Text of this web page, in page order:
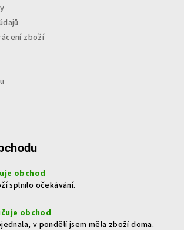
zboží
obchod
splnilo očekávání.
obchod
v pondělí jsem měla zboží doma.